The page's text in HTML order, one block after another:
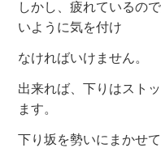
しかし、疲れているの
いように気を付け
なければいけません。
出来れば、下りはスト
ます。
下り坂を勢いにまかせ